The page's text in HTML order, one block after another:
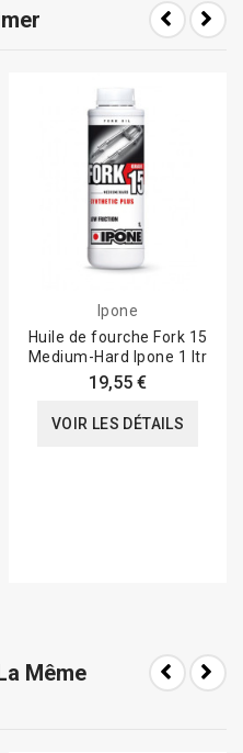
Ipone
Huile de fourche Fork 15
Medium-Hard Ipone 1 ltr
19,55 €
VOIR LES DÉTAILS
Même